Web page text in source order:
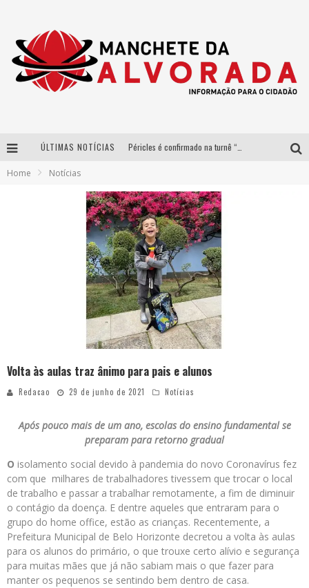
ÚLTIMAS NOTÍCIAS
Home Notícias
Volta às aulas traz ânimo para pais e alunos
Redacao 29 de junho de 2021 Notícias
Após pouco mais de um ano, escolas do ensino fundamental se
preparam para retorno gradual
O isolamento social devido à pandemia do novo Coronavírus fez
com que milhares de trabalhadores tivessem que trocar o local
de trabalho e passar a trabalhar remotamente, a fim de diminuir
o contágio da doença. E dentre aqueles que entraram para o
grupo do home office, estão as crianças. Recentemente, a
Prefeitura Municipal de Belo Horizonte decretou a volta às aulas
para os alunos do primário, o que trouxe certo alívio e segurança
para muitas mães que já não sabiam mais o que fazer para
manter os pequenos se sentindo bem dentro de casa.